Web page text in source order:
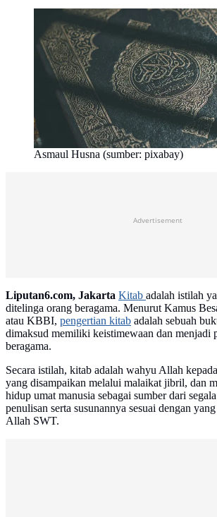
Asmaul Husna (sumber: pixabay)
Advertisement
Liputan6.com, Jakarta Kitab adalah istilah
ditelinga orang beragama. Menurut Kamus
atau KBBI, pengertian kitab adalah sebuah
dimaksud memiliki keistimewaan dan menjadi
beragama.
Secara istilah, kitab adalah wahyu Allah
yang disampaikan melalui malaikat jibril, dan
hidup umat manusia sebagai sumber dari
penulisan serta susunannya sesuai dengan
Allah SWT.